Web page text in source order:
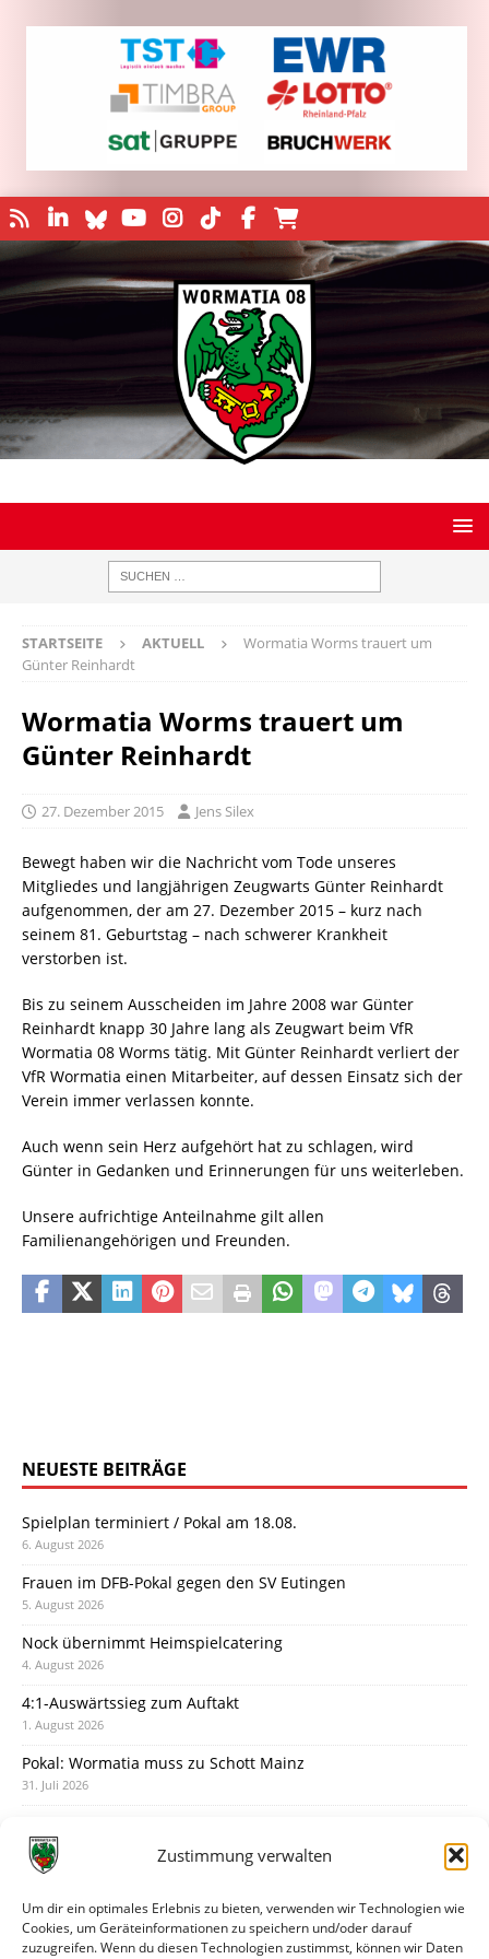
Zustimmung verwalten
Um dir ein optimales Erlebnis zu bieten, verwenden wir Technologien wie
Cookies, um Geräteinformationen zu speichern und/oder darauf
zuzugreifen. Wenn du diesen Technologien zustimmst, können wir Daten
STARTSEITE AKTUELL
Wormatia Worms trauert um
Günter Reinhardt
Wormatia Worms trauert um
Günter Reinhardt
27. Dezember 2015 Jens Silex
Bewegt haben wir die Nachricht vom Tode unseres
Mitgliedes und langjährigen Zeugwarts Günter Reinhardt
aufgenommen, der am 27. Dezember 2015 – kurz nach
seinem 81. Geburtstag – nach schwerer Krankheit
verstorben ist.
Bis zu seinem Ausscheiden im Jahre 2008 war Günter
Reinhardt knapp 30 Jahre lang als Zeugwart beim VfR
Wormatia 08 Worms tätig. Mit Günter Reinhardt verliert der
VfR Wormatia einen Mitarbeiter, auf dessen Einsatz sich der
Verein immer verlassen konnte.
Auch wenn sein Herz aufgehört hat zu schlagen, wird
Günter in Gedanken und Erinnerungen für uns weiterleben.
Unsere aufrichtige Anteilnahme gilt allen
Familienangehörigen und Freunden.
NEUESTE BEITRÄGE
Spielplan terminiert / Pokal am 18.08.
6. August 2026
Frauen im DFB-Pokal gegen den SV Eutingen
5. August 2026
Nock übernimmt Heimspielcatering
4. August 2026
4:1-Auswärtssieg zum Auftakt
1. August 2026
Pokal: Wormatia muss zu Schott Mainz
31. Juli 2026
30. Juli 2026
28. Juli 2026
Neuer Rückensponsor